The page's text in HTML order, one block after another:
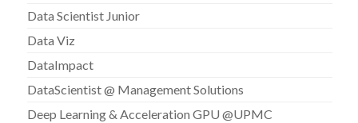
Data Scientist Junior
Data Viz
DataImpact
DataScientist @ Management Solutions
Deep Learning & Acceleration GPU @UPMC